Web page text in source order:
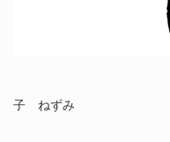
子 ねずみ